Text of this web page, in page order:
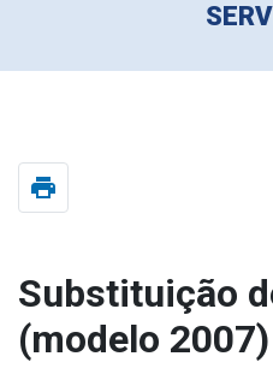
print
Substituição
(modelo 2007)